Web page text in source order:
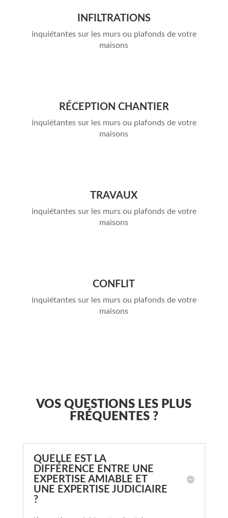
INFILTRATIONS
inquiétantes sur les murs ou plafonds de votre
maisons
RÉCEPTION CHANTIER
inquiétantes sur les murs ou plafonds de votre
maisons
TRAVAUX
inquiétantes sur les murs ou plafonds de votre
maisons
CONFLIT
inquiétantes sur les murs ou plafonds de votre
maisons
VOS QUESTIONS LES PLUS
FRÉQUENTES ?
QUELLE EST LA
DIFFÉRENCE ENTRE UNE
EXPERTISE AMIABLE ET
UNE EXPERTISE JUDICIAIRE
?